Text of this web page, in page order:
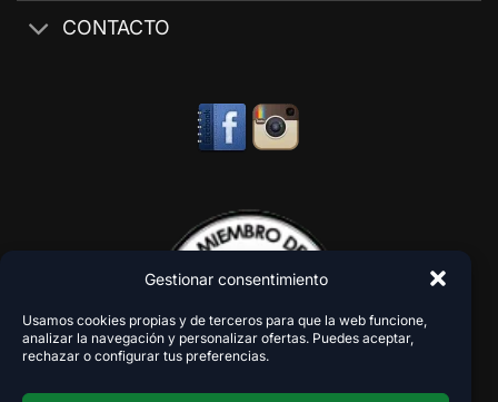
Gestionar consentimiento
Usamos cookies propias y de terceros para que la web funcione,
analizar la navegación y personalizar ofertas. Puedes aceptar,
rechazar o configurar tus preferencias.
CONTACTO